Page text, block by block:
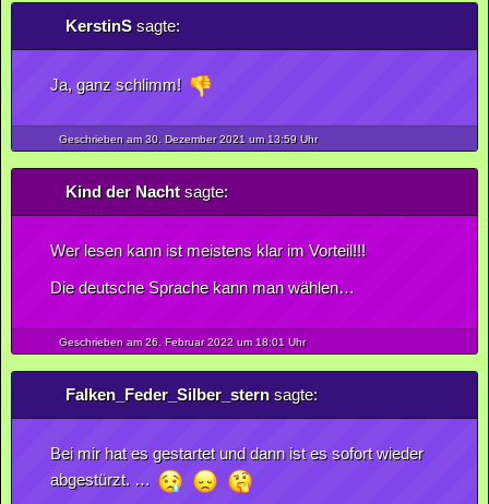
KerstinSsagte:
Ja, ganz schlimm!
Geschrieben am 30. Dezember2021 um 13:59 Uhr
Kind der Nachtsagte:
Wer lesen kann ist meistens klar im Vorteil!!!
Die deutsche Sprache kann man wählen…
Geschrieben am 26. Februar2022um 18:01 Uhr
Falken_Feder_Silber_sternsagte:
Bei mir hat es gestartet und dann ist es sofort wieder
abgestürzt. …